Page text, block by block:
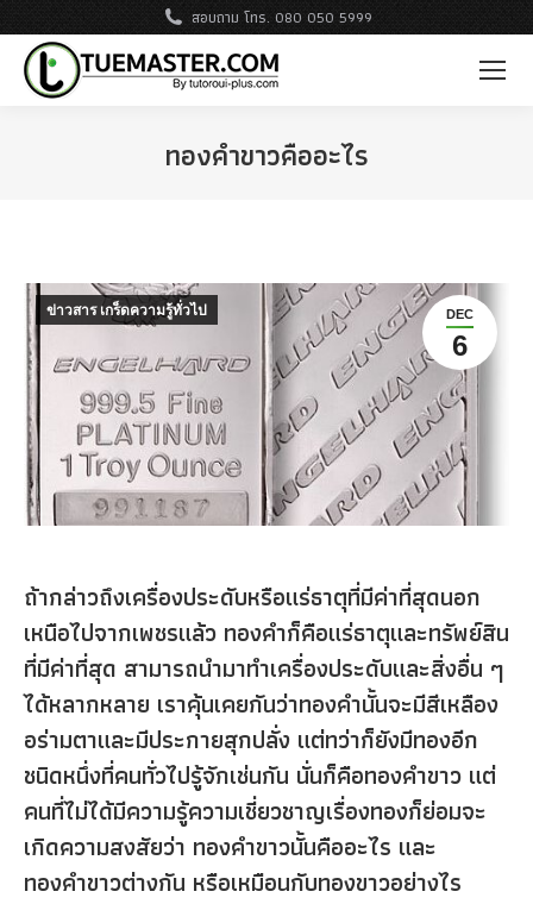
สอบถาม โทร. 080 050 5999
ทองคำขาวคืออะไร
DEC
6
ข่าวสาร เกร็ดความรู้ทั่วไป
ถ้ากล่าวถึงเครื่องประดับหรือแร่ธาตุที่มีค่าที่สุดนอก
เหนือไปจากเพชรแล้ว ทองคำก็คือแร่ธาตุและทรัพย์สิน
ที่มีค่าที่สุด สามารถนำมาทำเครื่องประดับและสิ่งอื่น ๆ
ได้หลากหลาย เราคุ้นเคยกันว่าทองคำนั้นจะมีสีเหลือง
อร่ามตาและมีประกายสุกปลั่ง แต่ทว่าก็ยังมีทองอีก
ชนิดหนึ่งที่คนทั่วไปรู้จักเช่นกัน นั่นก็คือทองคำขาว แต่
คนที่ไม่ได้มีความรู้ความเชี่ยวชาญเรื่องทองก็ย่อมจะ
เกิดความสงสัยว่า ทองคำขาวนั้นคืออะไร และ
ทองคำขาวต่างกัน หรือเหมือนกับทองขาวอย่างไร